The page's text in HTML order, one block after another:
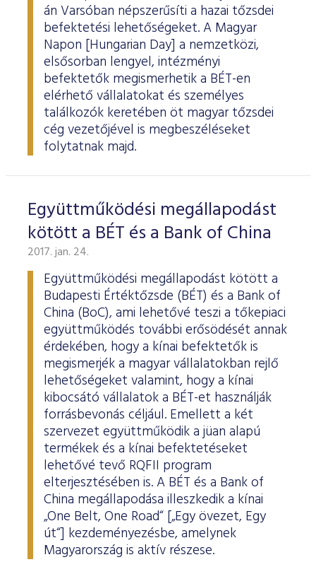
ESG Útmutató
án Varsóban népszerűsíti a hazai tőzsdei
befektetési lehetőségeket. A Magyar
Napon [Hungarian Day] a nemzetközi,
elsősorban lengyel, intézményi
befektetők megismerhetik a BÉT-en
elérhető vállalatokat és személyes
találkozók keretében öt magyar tőzsdei
cég vezetőjével is megbeszéléseket
folytatnak majd.
Együttműködési megállapodást
kötött a BÉT és a Bank of China
2017. jan. 24.
Együttműködési megállapodást kötött a
Budapesti Értéktőzsde (BÉT) és a Bank of
China (BoC), ami lehetővé teszi a tőkepiaci
együttműködés további erősödését annak
érdekében, hogy a kínai befektetők is
megismerjék a magyar vállalatokban rejlő
lehetőségeket valamint, hogy a kínai
kibocsátó vállalatok a BÉT-et használják
forrásbevonás céljául. Emellett a két
szervezet együttműködik a jüan alapú
termékek és a kínai befektetéseket
lehetővé tevő RQFII program
elterjesztésében is. A BÉT és a Bank of
China megállapodása illeszkedik a kínai
„One Belt, One Road“ [„Egy övezet, Egy
út“] kezdeményezésbe, amelynek
Magyarország is aktív részese.